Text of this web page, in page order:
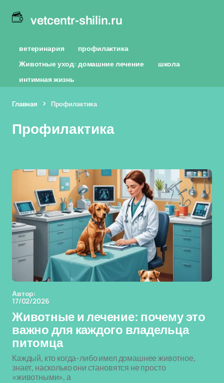
vetcentr-shilin.ru
ветеринария
профилактика
Животные уход: домашние лечение
школа
интимная жизнь
Главная Профилактика
Профилактика
Автор:
17/02/2026
Животные и лечение: почему это
важно для каждого владельца
питомца
Каждый, кто когда-либо имел домашнее животное,
знает, насколько они становятся не просто
«животными», а